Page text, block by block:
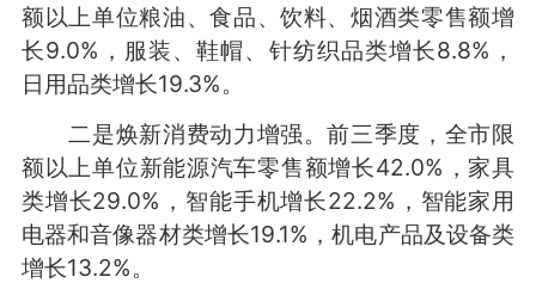
额以上单位粮油、食品、饮料、烟酒类零售额增
长9.0%，服装、鞋帽、针纺织品类增长8.8%，
日用品类增长19.3%。
二是焕新消费动力增强。前三季度，全市限
额以上单位新能源汽车零售额增长42.0%，家具
类增长29.0%，智能手机增长22.2%，智能家用
电器和音像器材类增长19.1%，机电产品及设备类
增长13.2%。